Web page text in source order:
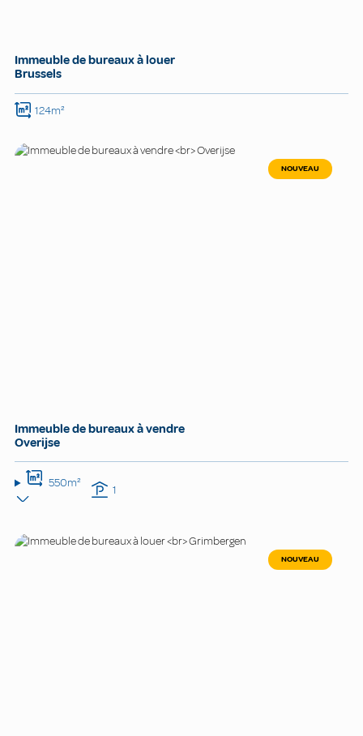
Immeuble de bureaux à louer
Brussels
124m²
NOUVEAU
Immeuble de bureaux à vendre
Overijse
550m² 1
NOUVEAU